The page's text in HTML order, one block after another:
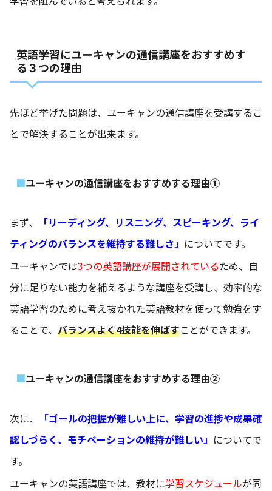
英語学習にユーキャンの通信講座をおすすめす
る３つの理由
先ほど挙げた問題は、ユーキャンの通信講座を受講するこ
とで解決することが出来ます。
ユーキャンの通信講座をおすすめする理由①
まず、
「リーディング、リスニング、スピーキング、ライ
ティングのバランスを維持する難しさ」 についてです。
ユーキャンでは3つの英語講座が展開されているため、自
分に足りない能力を補えるような講座を受講し、効率的な
英語学習のために考え抜かれた英語教材を使って勉強をす
ることで、 バランスよく4技能を伸ばすことができます。
ユーキャンの通信講座をおすすめする理由②
次に、
「ゴールの把握が難しい上に、学習の進捗や成果確
認しづらく、モチベーションの維持が難しい」 についてで
す。
ユーキャンの英語講座では、教材に学習スケジュールが同